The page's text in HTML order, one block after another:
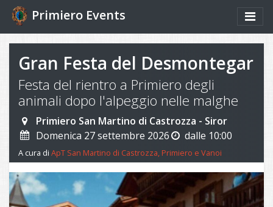
Primiero Events
Gran Festa del Desmontegar
Festa del rientro a Primiero degli
animali dopo l'alpeggio nelle malghe
Primiero San Martino di Castrozza - Siror
Domenica 27 settembre 2026
dalle 10:00
A cura di ApT San Martino di Castrozza, Primiero e Vanoi